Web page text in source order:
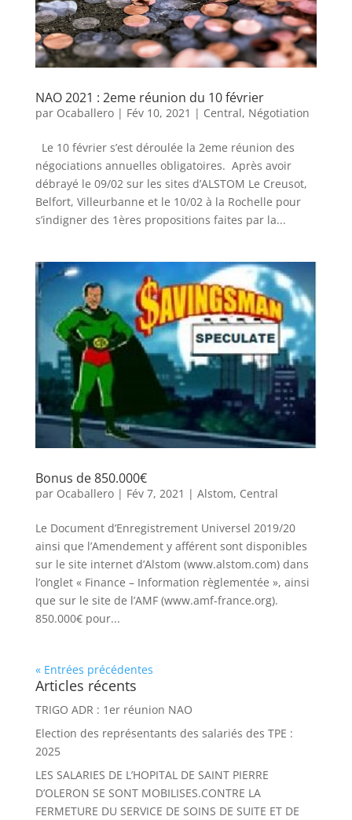
NAO 2021 : 2eme réunion du 10 février
par Ocaballero| Fév 10, 2021 | Central, Négotiation
Le 10 février s’est déroulée la 2eme réunion des
négociations annuelles obligatoires. Après avoir
débrayé le 09/02 sur les sites d’ALSTOM Le Creusot,
Belfort, Villeurbanne et le 10/02 à la Rochelle pour
s’indigner des 1ères propositions faites par la...
Bonus de 850.000€
par Ocaballero| Fév 7, 2021 | Alstom, Central
Le Document d’Enregistrement Universel 2019/20
ainsi que l’Amendement y afférent sont disponibles
sur le site internet d’Alstom (www.alstom.com) dans
l’onglet « Finance – Information règlementée », ainsi
que sur le site de l’AMF (www.amf-france.org).
850.000€ pour...
« Entrées précédentes
Articles récents
TRIGO ADR : 1er réunion NAO
Election des représentants des salariés des TPE :
2025
LES SALARIES DE L’HOPITAL DE SAINT PIERRE
D’OLERON SE SONT MOBILISES.CONTRE LA
FERMETURE DU SERVICE DE SOINS DE SUITE ET DE